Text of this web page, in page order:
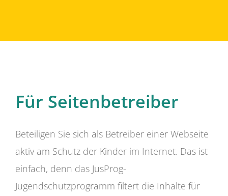
Für Seitenbetreiber
Beteiligen Sie sich als Betreiber einer Webseite
aktiv am Schutz der Kinder im Internet. Das ist
einfach, denn das JusProg-
Jugendschutzprogramm filtert die Inhalte für